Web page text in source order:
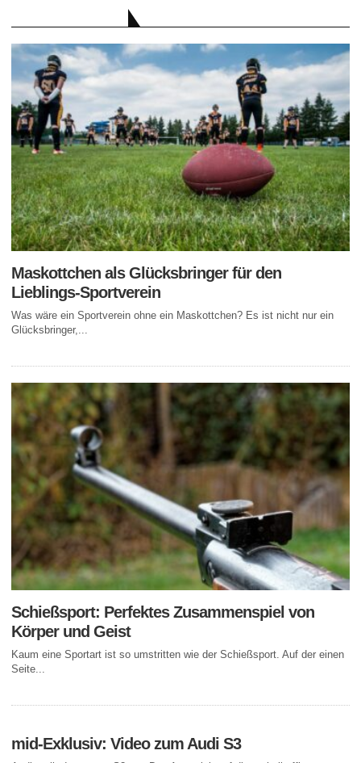
Maskottchen als Glücksbringer für den
Lieblings-Sportverein
Was wäre ein Sportverein ohne ein Maskottchen? Es ist nicht nur ein
Glücksbringer,...
Schießsport: Perfektes Zusammenspiel von
Körper und Geist
Kaum eine Sportart ist so umstritten wie der Schießsport. Auf der einen
Seite...
mid-Exklusiv: Video zum Audi S3